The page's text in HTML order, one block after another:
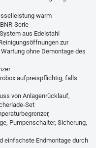
warm
Serie
aus Edelstahl
zur
ohne Demontage des
aufpreispflichtig, falls
von Anlagenrücklauf,
Set
Pumpenschalter, Sicherung,
einfachste Endmontage durch